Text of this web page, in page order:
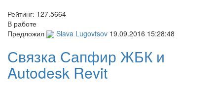
Рейтинг: 127.5664
В работе
Предложил
Slava Lugovtsov 19.09.2016 15:28:48
Связка Сапфир ЖБК и
Autodesk Revit